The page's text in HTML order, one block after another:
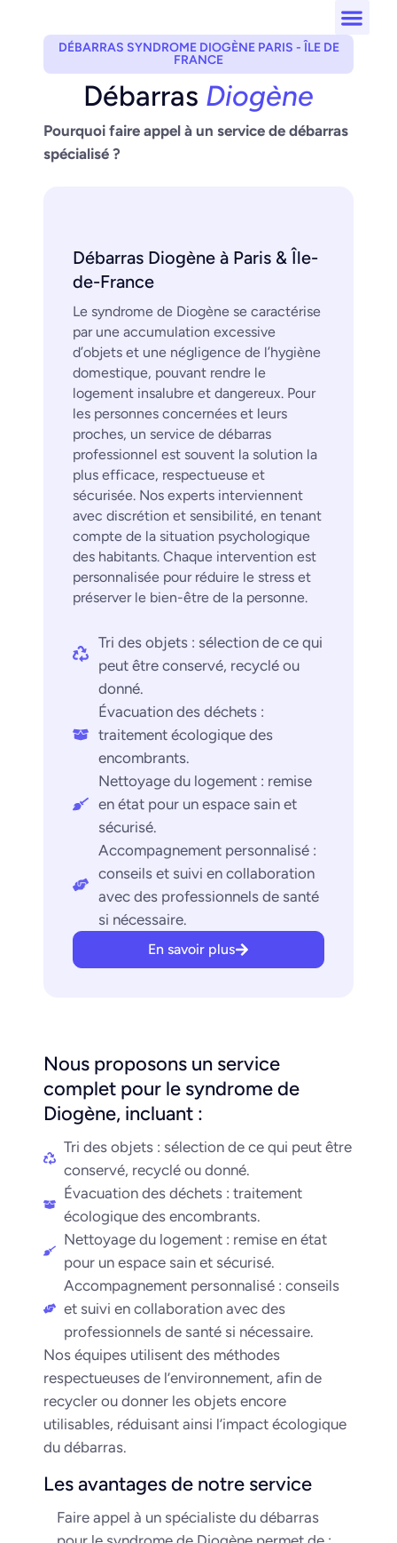
DÉBARRAS SYNDROME DIOGÈNE PARIS - ÎLE DE
FRANCE
Débarras Diogène
Pourquoi faire appel à un service de débarras
spécialisé ?
Débarras Diogène à Paris & Île-
de-France
Le syndrome de Diogène se caractérise
par une accumulation excessive
d’objets et une négligence de l’hygiène
domestique, pouvant rendre le
logement insalubre et dangereux. Pour
les personnes concernées et leurs
proches, un service de débarras
professionnel est souvent la solution la
plus efficace, respectueuse et
sécurisée. Nos experts interviennent
avec discrétion et sensibilité, en tenant
compte de la situation psychologique
des habitants. Chaque intervention est
personnalisée pour réduire le stress et
préserver le bien-être de la personne.
Tri des objets : sélection de ce qui
peut être conservé, recyclé ou
donné.
Évacuation des déchets :
traitement écologique des
encombrants.
Nettoyage du logement : remise
en état pour un espace sain et
sécurisé.
Accompagnement personnalisé :
conseils et suivi en collaboration
avec des professionnels de santé
si nécessaire.
En savoir plus
Nous proposons un service
complet pour le syndrome de
Diogène, incluant :
Tri des objets : sélection de ce qui peut être
conservé, recyclé ou donné.
Évacuation des déchets : traitement
écologique des encombrants.
Nettoyage du logement : remise en état
pour un espace sain et sécurisé.
Accompagnement personnalisé : conseils
et suivi en collaboration avec des
professionnels de santé si nécessaire.
Nos équipes utilisent des méthodes
respectueuses de l’environnement, afin de
recycler ou donner les objets encore
utilisables, réduisant ainsi l’impact écologique
du débarras.
Les avantages de notre service
Faire appel à un spécialiste du débarras